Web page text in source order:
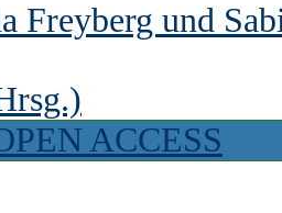
Freyberg und
ACCESS